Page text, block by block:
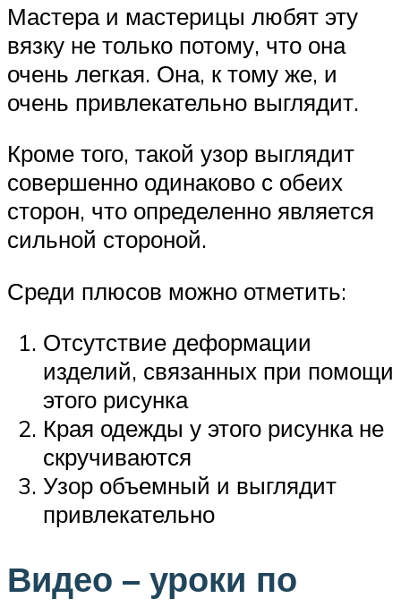
Мастера и мастерицы любят эту
вязку не только потому, что она
очень легкая. Она, к тому же, и
очень привлекательно выглядит.
Кроме того, такой узор выглядит
совершенно одинаково с обеих
сторон, что определенно является
сильной стороной.
Среди плюсов можно отметить:
Отсутствие деформации
изделий, связанных при помощи
этого рисунка
Края одежды у этого рисунка не
скручиваются
Узор объемный и выглядит
привлекательно
Видео – уроки по